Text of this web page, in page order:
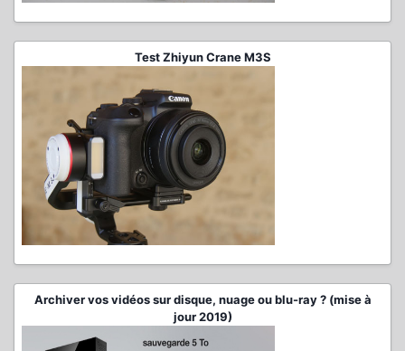
Test Zhiyun Crane M3S
Archiver vos vidéos sur disque, nuage ou blu-ray ? (mise à
jour 2019)